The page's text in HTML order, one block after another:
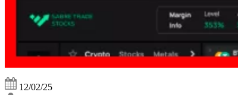
12/02/25